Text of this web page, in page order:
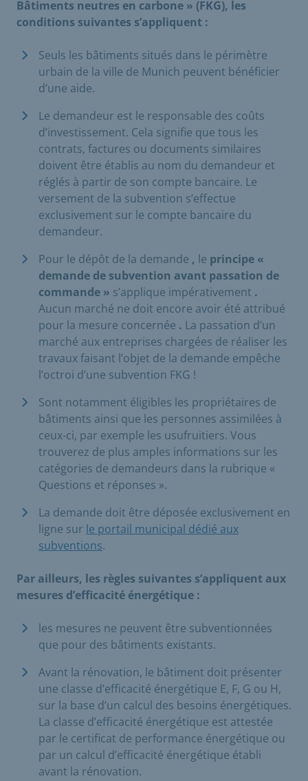
Bâtiments neutres en carbone » (FKG), les
conditions suivantes s’appliquent :
Seuls les bâtiments situés dans le périmètre
urbain de la ville de Munich peuvent bénéficier
d’une aide.
Le demandeur est le responsable des coûts
d’investissement. Cela signifie que tous les
contrats, factures ou documents similaires
doivent être établis au nom du demandeur et
réglés à partir de son compte bancaire. Le
versement de la subvention s’effectue
exclusivement sur le compte bancaire du
demandeur.
Pour le dépôt de la demande , le principe «
demande de subvention avant passation de
commande » s’applique impérativement .
Aucun marché ne doit encore avoir été attribué
pour la mesure concernée . La passation d’un
marché aux entreprises chargées de réaliser les
travaux faisant l’objet de la demande empêche
l’octroi d’une subvention FKG !
Sont notamment éligibles les propriétaires de
bâtiments ainsi que les personnes assimilées à
ceux-ci, par exemple les usufruitiers. Vous
trouverez de plus amples informations sur les
catégories de demandeurs dans la rubrique «
Questions et réponses ».
La demande doit être déposée exclusivement en
ligne sur le portail municipal dédié aux
subventions.
Par ailleurs, les règles suivantes s’appliquent aux
mesures d’efficacité énergétique :
les mesures ne peuvent être subventionnées
que pour des bâtiments existants.
Avant la rénovation, le bâtiment doit présenter
une classe d’efficacité énergétique E, F, G ou H,
sur la base d’un calcul des besoins énergétiques.
La classe d’efficacité énergétique est attestée
par le certificat de performance énergétique ou
par un calcul d’efficacité énergétique établi
avant la rénovation.